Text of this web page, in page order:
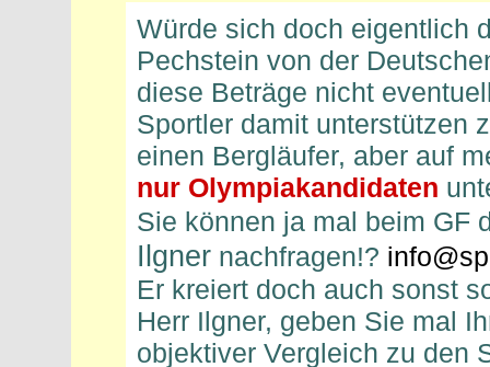
Würde sich doch eigentlich
Pechstein von der
diese Beträge nicht
Sportler damit unterstützen
einen Bergläufer, aber auf
nur Olympiakandidaten
Sie können ja mal beim GF
Ilgner nachfragen!?
Er kreiert doch auch sonst
Herr Ilgner, geben Sie mal
objektiver Vergleich zu den